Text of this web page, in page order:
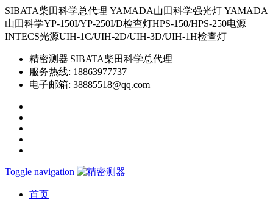
SIBATA柴田科学总代理 YAMADA山田科学强光灯 YAMADA
山田科学YP-150I/YP-250I/D检查灯HPS-150/HPS-250电源
INTECS光源UIH-1C/UIH-2D/UIH-3D/UIH-1H检查灯
精密测器|SIBATA柴田科学总代理
服务热线: 18863977737
电子邮箱: 38885518@qq.com
Toggle navigation
首页